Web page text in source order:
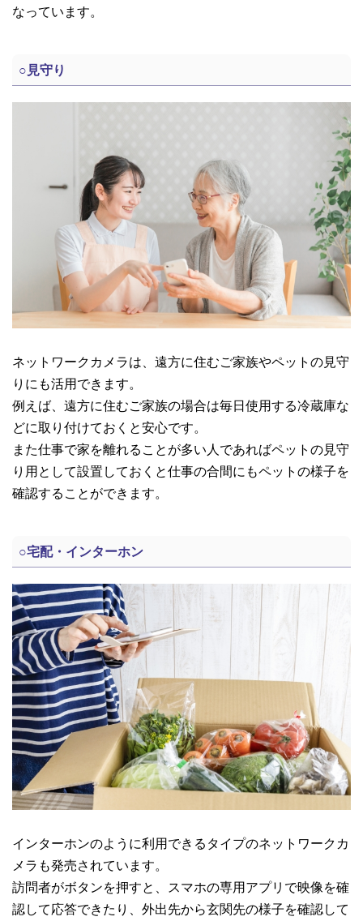
なっています。
○見守り
ネットワークカメラは、遠方に住むご家族やペットの見守
りにも活用できます。
例えば、遠方に住むご家族の場合は毎日使用する冷蔵庫な
どに取り付けておくと安心です。
また仕事で家を離れることが多い人であればペットの見守
り用として設置しておくと仕事の合間にもペットの様子を
確認することができます。
○宅配・インターホン
インターホンのように利用できるタイプのネットワークカ
メラも発売されています。
訪問者がボタンを押すと、スマホの専用アプリで映像を確
認して応答できたり、外出先から玄関先の様子を確認して